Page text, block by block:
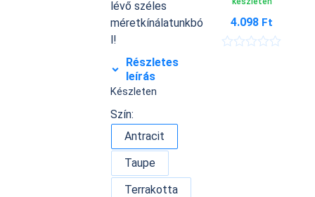
lévő széles
méretkínálatunkbó
l!
Részletes
leírás
Készleten
Szín:
Antracit
Taupe
Terrakotta
4.098 Ft